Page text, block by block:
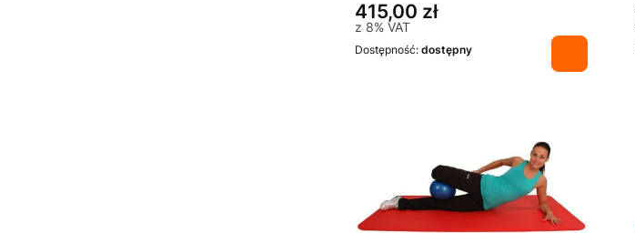
415,00 zł
z 8% VAT
Dostępność: dostępny